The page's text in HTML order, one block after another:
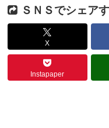
ＳＮＳでシェア
X
Instapaper